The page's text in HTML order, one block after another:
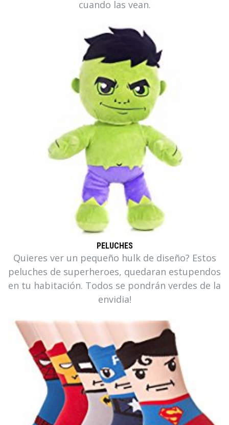
cuando las vean.
PELUCHES
Quieres ver un pequeño hulk de diseño? Estos
peluches de superheroes, quedaran estupendos
en tu habitación. Todos se pondrán verdes de la
envidia!